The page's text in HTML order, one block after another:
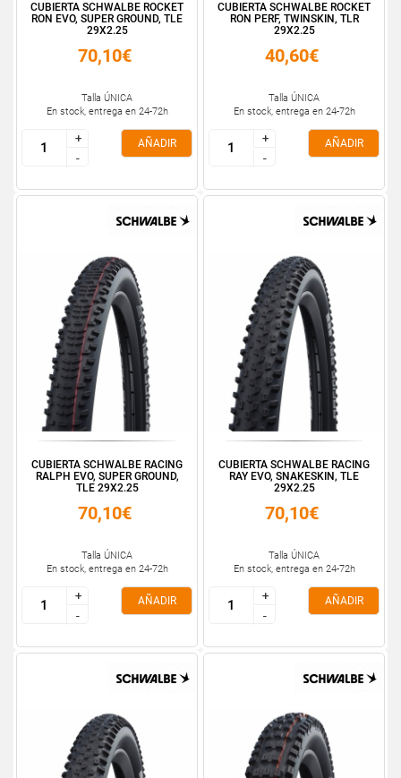
CUBIERTA SCHWALBE ROCKET
RON EVO, SUPER GROUND, TLE
29X2.25
70,10€
Talla ÚNICA
En stock, entrega en 24-72h
+
-
+
-
AÑADIR
CUBIERTA SCHWALBE ROCKET
RON PERF, TWINSKIN, TLR
29X2.25
40,60€
Talla ÚNICA
En stock, entrega en 24-72h
+
-
+
-
AÑADIR
CUBIERTA SCHWALBE RACING
RALPH EVO, SUPER GROUND,
TLE 29X2.25
70,10€
Talla ÚNICA
En stock, entrega en 24-72h
+
-
+
-
AÑADIR
CUBIERTA SCHWALBE RACING
RAY EVO, SNAKESKIN, TLE
29X2.25
70,10€
Talla ÚNICA
En stock, entrega en 24-72h
+
-
+
-
AÑADIR